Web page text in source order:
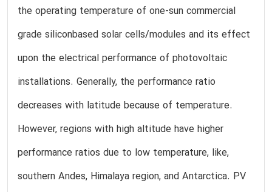
the operating temperature of one-sun commercial
grade siliconbased solar cells/modules and its effect
upon the electrical performance of photovoltaic
installations. Generally, the performance ratio
decreases with latitude because of temperature.
However, regions with high altitude have higher
performance ratios due to low temperature, like,
southern Andes, Himalaya region, and Antarctica. PV